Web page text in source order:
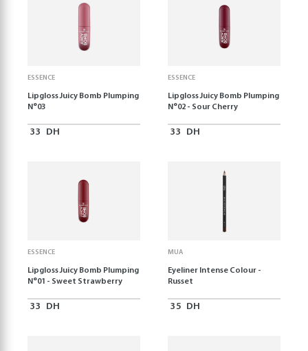
ESSENCE
Lipgloss Juicy Bomb Plumping
N°03
33 DH
ESSENCE
Lipgloss Juicy Bomb Plumping
N°02 - Sour Cherry
33 DH
ESSENCE
Lipgloss Juicy Bomb Plumping
N°01 - Sweet Strawberry
33 DH
MUA
Eyeliner Intense Colour -
Russet
35 DH